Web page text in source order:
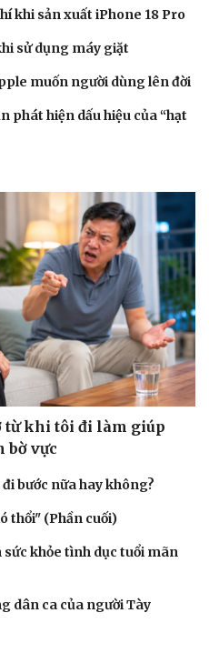
Đời sống
Nhà đẹp
Blog
Tình yêu - Gia đình
khi sản xuất iPhone 18 Pro
sử dụng máy giặt
muốn người dùng lên đời
phát hiện dấu hiệu của “hạt
từ khi tôi đi làm giúp
bờ vực
bước nữa hay không?
thổi" (Phần cuối)
khỏe tình dục tuổi mãn
dân ca của người Tày